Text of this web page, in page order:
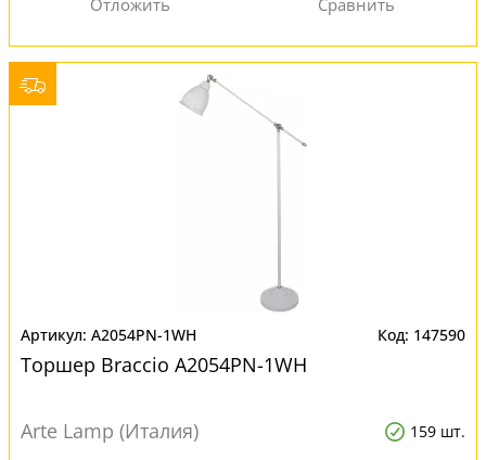
A2054PN-1WH 147590
Торшер Braccio A2054PN-1WH
Arte Lamp (Италия) 159 шт.